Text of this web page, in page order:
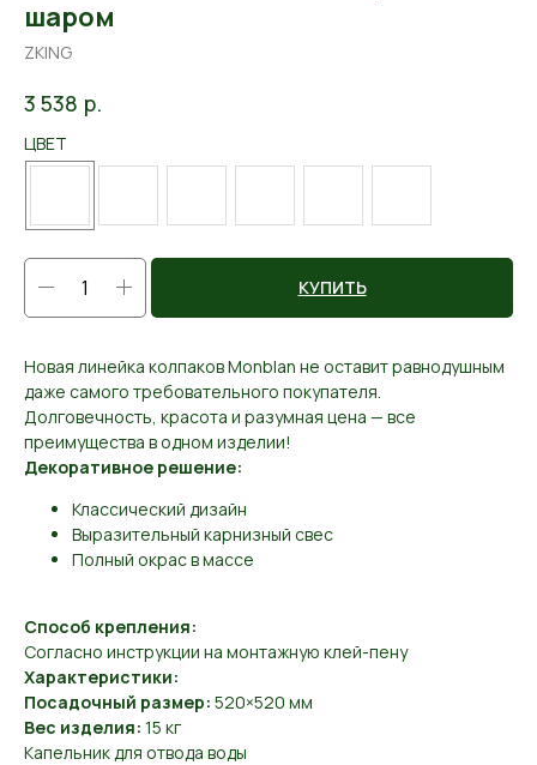
шаром
ZKING
3 538 р.
ЦВЕТ
КУПИТЬ
Новая линейка колпаков Monblan не оставит равнодушным
даже самого требовательного покупателя.
Долговечность, красота и разумная цена — все
преимущества в одном изделии!
Декоративное решение:
Классический дизайн
Выразительный карнизный свес
Полный окрас в массе
Способ крепления:
Согласно инструкции на монтажную клей-пену
Характеристики:
Посадочный размер: 520×520 мм
Вес изделия: 15 кг
Капельник для отвода воды